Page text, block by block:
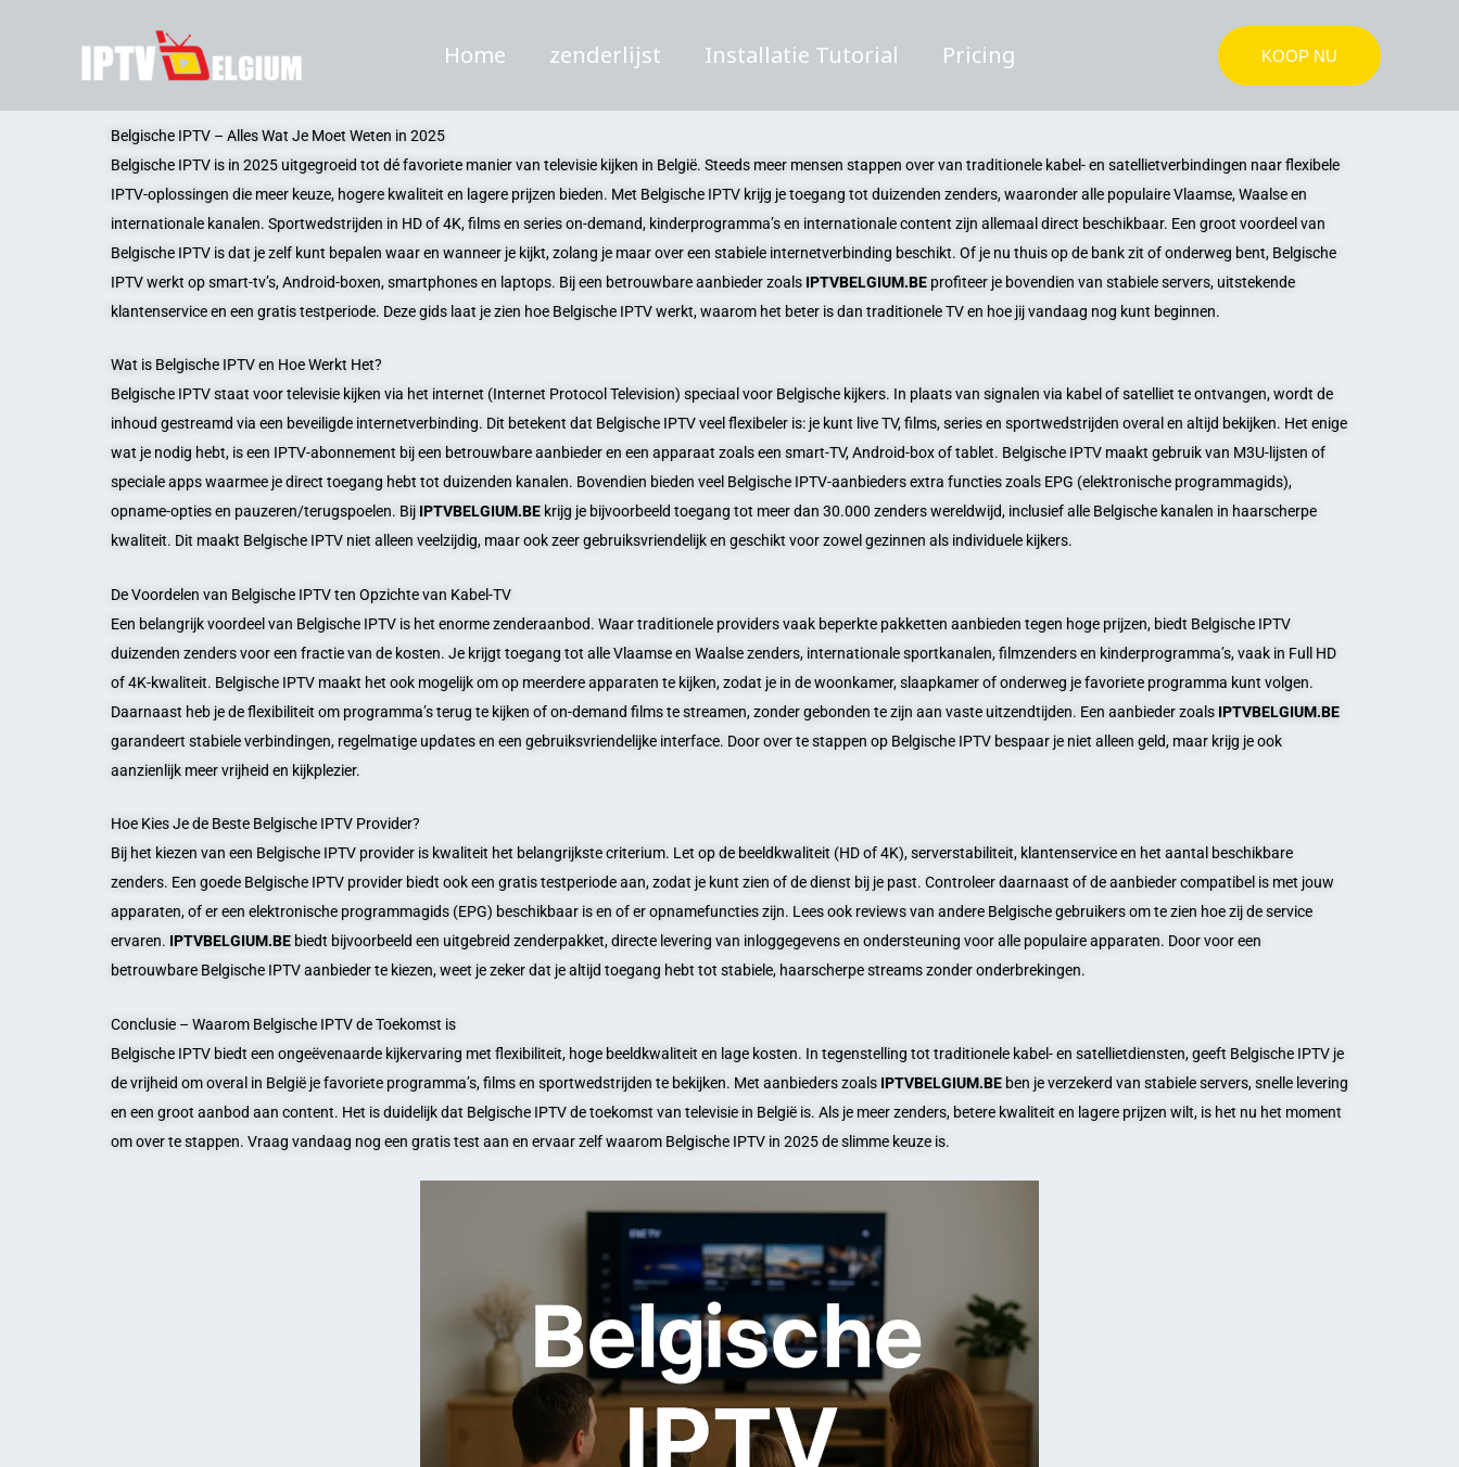
Home zenderlijst Installatie Tutorial Pricing KOOP NU
Belgische IPTV – Alles Wat Je Moet Weten in 2025
Belgische IPTV is in 2025 uitgegroeid tot dé favoriete manier van televisie kijken in België. Steeds meer mensen stappen over van traditionele kabel- en satellietverbindingen naar flexibele
IPTV-oplossingen die meer keuze, hogere kwaliteit en lagere prijzen bieden. Met Belgische IPTV krijg je toegang tot duizenden zenders, waaronder alle populaire Vlaamse, Waalse en
internationale kanalen. Sportwedstrijden in HD of 4K, films en series on-demand, kinderprogramma’s en internationale content zijn allemaal direct beschikbaar. Een groot voordeel van
Belgische IPTV is dat je zelf kunt bepalen waar en wanneer je kijkt, zolang je maar over een stabiele internetverbinding beschikt. Of je nu thuis op de bank zit of onderweg bent, Belgische
IPTV werkt op smart-tv’s, Android-boxen, smartphones en laptops. Bij een betrouwbare aanbieder zoals IPTVBELGIUM.BE profiteer je bovendien van stabiele servers, uitstekende
klantenservice en een gratis testperiode. Deze gids laat je zien hoe Belgische IPTV werkt, waarom het beter is dan traditionele TV en hoe jij vandaag nog kunt beginnen.
Wat is Belgische IPTV en Hoe Werkt Het?
Belgische IPTV staat voor televisie kijken via het internet (Internet Protocol Television) speciaal voor Belgische kijkers. In plaats van signalen via kabel of satelliet te ontvangen, wordt de
inhoud gestreamd via een beveiligde internetverbinding. Dit betekent dat Belgische IPTV veel flexibeler is: je kunt live TV, films, series en sportwedstrijden overal en altijd bekijken. Het enige
wat je nodig hebt, is een IPTV-abonnement bij een betrouwbare aanbieder en een apparaat zoals een smart-TV, Android-box of tablet. Belgische IPTV maakt gebruik van M3U-lijsten of
speciale apps waarmee je direct toegang hebt tot duizenden kanalen. Bovendien bieden veel Belgische IPTV-aanbieders extra functies zoals EPG (elektronische programmagids),
opname-opties en pauzeren/terugspoelen. Bij IPTVBELGIUM.BE krijg je bijvoorbeeld toegang tot meer dan 30.000 zenders wereldwijd, inclusief alle Belgische kanalen in haarscherpe
kwaliteit. Dit maakt Belgische IPTV niet alleen veelzijdig, maar ook zeer gebruiksvriendelijk en geschikt voor zowel gezinnen als individuele kijkers.
De Voordelen van Belgische IPTV ten Opzichte van Kabel-TV
Een belangrijk voordeel van Belgische IPTV is het enorme zenderaanbod. Waar traditionele providers vaak beperkte pakketten aanbieden tegen hoge prijzen, biedt Belgische IPTV
duizenden zenders voor een fractie van de kosten. Je krijgt toegang tot alle Vlaamse en Waalse zenders, internationale sportkanalen, filmzenders en kinderprogramma’s, vaak in Full HD
of 4K-kwaliteit. Belgische IPTV maakt het ook mogelijk om op meerdere apparaten te kijken, zodat je in de woonkamer, slaapkamer of onderweg je favoriete programma kunt volgen.
Daarnaast heb je de flexibiliteit om programma’s terug te kijken of on-demand films te streamen, zonder gebonden te zijn aan vaste uitzendtijden. Een aanbieder zoals IPTVBELGIUM.BE
garandeert stabiele verbindingen, regelmatige updates en een gebruiksvriendelijke interface. Door over te stappen op Belgische IPTV bespaar je niet alleen geld, maar krijg je ook
aanzienlijk meer vrijheid en kijkplezier.
Hoe Kies Je de Beste Belgische IPTV Provider?
Bij het kiezen van een Belgische IPTV provider is kwaliteit het belangrijkste criterium. Let op de beeldkwaliteit (HD of 4K), serverstabiliteit, klantenservice en het aantal beschikbare
zenders. Een goede Belgische IPTV provider biedt ook een gratis testperiode aan, zodat je kunt zien of de dienst bij je past. Controleer daarnaast of de aanbieder compatibel is met jouw
apparaten, of er een elektronische programmagids (EPG) beschikbaar is en of er opnamefuncties zijn. Lees ook reviews van andere Belgische gebruikers om te zien hoe zij de service
ervaren. IPTVBELGIUM.BE biedt bijvoorbeeld een uitgebreid zenderpakket, directe levering van inloggegevens en ondersteuning voor alle populaire apparaten. Door voor een
betrouwbare Belgische IPTV aanbieder te kiezen, weet je zeker dat je altijd toegang hebt tot stabiele, haarscherpe streams zonder onderbrekingen.
Conclusie – Waarom Belgische IPTV de Toekomst is
Belgische IPTV biedt een ongeëvenaarde kijkervaring met flexibiliteit, hoge beeldkwaliteit en lage kosten. In tegenstelling tot traditionele kabel- en satellietdiensten, geeft Belgische IPTV je
de vrijheid om overal in België je favoriete programma’s, films en sportwedstrijden te bekijken. Met aanbieders zoals IPTVBELGIUM.BE ben je verzekerd van stabiele servers, snelle levering
en een groot aanbod aan content. Het is duidelijk dat Belgische IPTV de toekomst van televisie in België is. Als je meer zenders, betere kwaliteit en lagere prijzen wilt, is het nu het moment
om over te stappen. Vraag vandaag nog een gratis test aan en ervaar zelf waarom Belgische IPTV in 2025 de slimme keuze is.